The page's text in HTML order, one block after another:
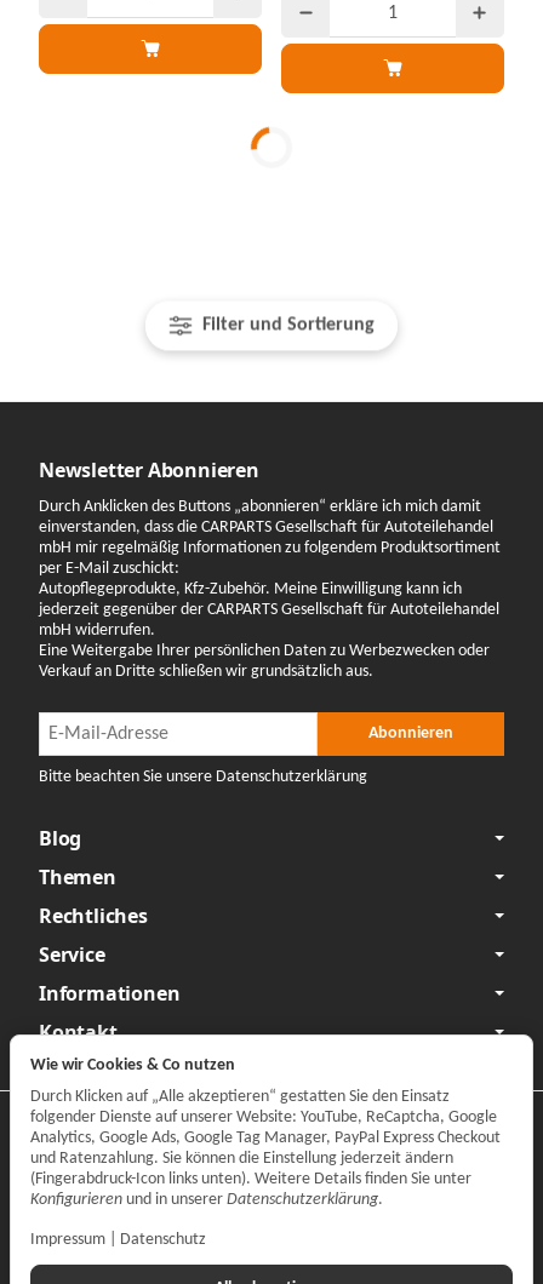
Filter und Sortierung
Newsletter Abonnieren
Durch Anklicken des Buttons „abonnieren“ erkläre ich mich damit
einverstanden, dass die CARPARTS Gesellschaft für Autoteilehandel
mbH mir regelmäßig Informationen zu folgendem Produktsortiment
per E-Mail zuschickt:
Autopflegeprodukte, Kfz-Zubehör. Meine Einwilligung kann ich
jederzeit gegenüber der CARPARTS Gesellschaft für Autoteilehandel
mbH widerrufen.
Eine Weitergabe Ihrer persönlichen Daten zu Werbezwecken oder
Verkauf an Dritte schließen wir grundsätzlich aus.
Newsletter Abonnieren Abonnieren
Bitte beachten Sie unsere Datenschutzerklärung
Blog
Themen
Rechtliches
Service
Informationen
Kontakt
Datenschutzerklärung •Impressum
Vertrag widerrufen
Wie wir Cookies & Co nutzen
Durch Klicken auf „Alle akzeptieren“ gestatten Sie den Einsatz
folgender Dienste auf unserer Website: YouTube, ReCaptcha, Google
Analytics, Google Ads, Google Tag Manager, PayPal Express Checkout
und Ratenzahlung. Sie können die Einstellung jederzeit ändern
(Fingerabdruck-Icon links unten). Weitere Details finden Sie unter
Konfigurieren und in unserer Datenschutzerklärung.
Impressum Datenschutz